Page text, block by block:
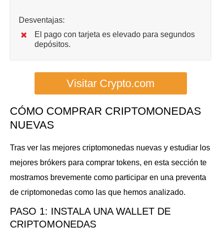
Desventajas:
El pago con tarjeta es elevado para segundos
depósitos.
Visitar Crypto.com
CÓMO COMPRAR CRIPTOMONEDAS
NUEVAS
Tras ver las mejores criptomonedas nuevas y estudiar los
mejores brókers para comprar tokens, en esta sección te
mostramos brevemente como participar en una preventa
de criptomonedas como las que hemos analizado.
PASO 1: INSTALA UNA WALLET DE
CRIPTOMONEDAS